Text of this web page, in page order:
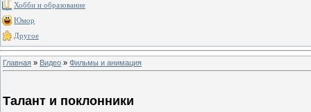
Хобби и образование
Юмор
Другое
Главная » Видео » Фильмы и анимация
Талант и поклонники